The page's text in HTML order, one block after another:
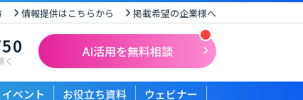
情報提供はこちらから 掲載希望の企業様へ
く
AI活用を無料相談
イベント お役立ち資料 ウェビナー